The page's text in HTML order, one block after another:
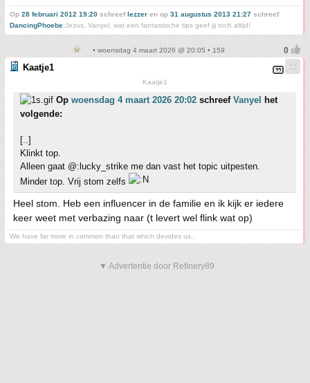
Op 28 februari 2012 19:20 schreeflezzer en op 31 augustus 2013 21:27 schreef
DancingPhoebe:Jezus, Vanyel, wat een fantastische tips geef jij toch altijd!
• woensdag 4 maart 2026 @ 20:05 • 159
Kaatje1
Kaatje1
Op woensdag 4 maart 2026 20:02 schreef Vanyel
het
volgende:
[..]
Klinkt top.
Alleen gaat @:lucky_strike me dan vast het topic uitpesten.
Minder top. Vrij stom zelfs
Heel stom. Heb een influencer in de familie en ik kijk er iedere
keer weet met verbazing naar (t levert wel flink wat op)
We have far more in common than that which devides us..
▼ Advertentie door Refinery89